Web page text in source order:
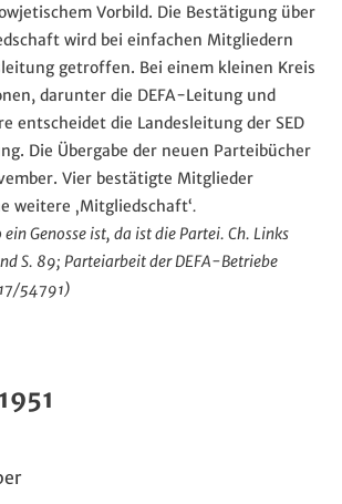
Vorbild. Die Bestätigung über
wird bei einfachen Mitgliedern
getroffen. Bei einem kleinen Kreis
darunter die DEFA-Leitung und
entscheidet die Landesleitung der SED
Die Übergabe der neuen Parteibücher
Vier bestätigte Mitglieder
weitere ‚Mitgliedschaft‘.
ein Genosse ist, da ist die Partei. Ch. Links
S. 89; Parteiarbeit der DEFA-Betriebe
54791)